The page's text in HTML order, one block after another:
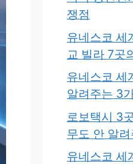
쟁점
유네스코 세
교 빌라 7곳
유네스코 세
알려주는 3
로보택시 3
무도 안 알
유네스코 세